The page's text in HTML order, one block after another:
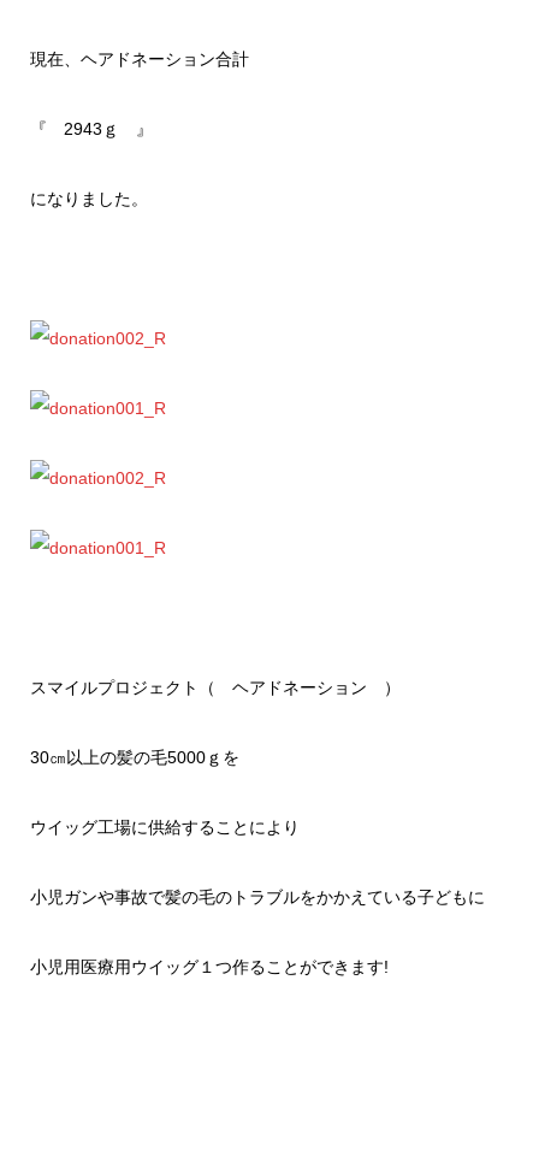
現在、ヘアドネーション合計
『 2943ｇ 』
になりました。
スマイルプロジェクト（ ヘアドネーション ）
30㎝以上の髪の毛5000ｇを
ウイッグ工場に供給することにより
小児ガンや事故で髪の毛のトラブルをかかえている子どもに
小児用医療用ウイッグ１つ作ることができます!